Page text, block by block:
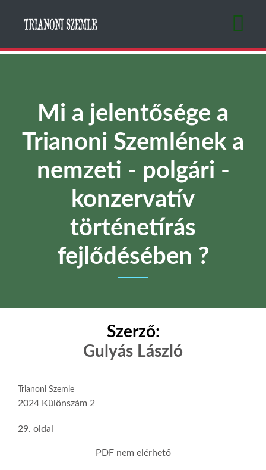
Mi a jelentősége a
Trianoni Szemlének a
nemzeti - polgári -
konzervatív
történetírás
fejlődésében ?
Szerző:
Gulyás László
Trianoni Szemle
2024 Különszám 2
29. oldal
PDF nem elérhető